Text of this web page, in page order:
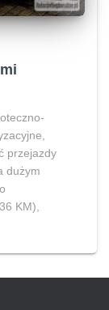
przejazdy
dużym
KM),